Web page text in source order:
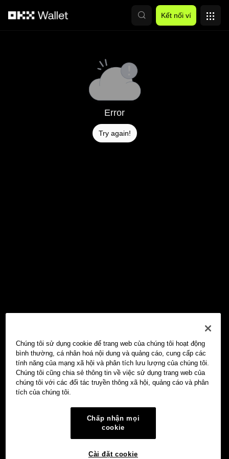
Kết nối ví
Error
Try again!
Chúng tôi sử dụng cookie để trang web của chúng tôi hoạt động
bình thường, cá nhân hoá nội dung và quảng cáo, cung cấp các
tính năng của mạng xã hội và phân tích lưu lượng của chúng tôi.
Chúng tôi cũng chia sẻ thông tin về việc sử dụng trang web của
chúng tôi với các đối tác truyền thông xã hội, quảng cáo và phân
tích của chúng tôi.
Chấp nhận mọi
cookie
Cài đặt cookie